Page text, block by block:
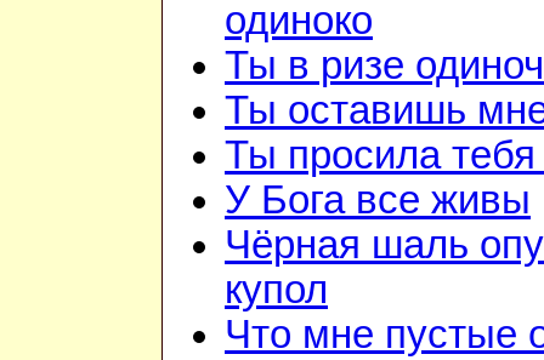
одиноко
Ты в ризе
Ты оставишь
Ты просила
У Бога все живы
Чёрная шаль
купол
Что мне пустые